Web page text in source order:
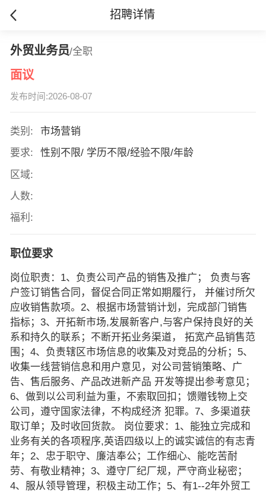
招聘详情
外贸业务员/全职
面议
发布时间:2026-08-07
类别:
市场营销
要求:
性别不限/ 学历不限/经验不限/年龄
区域:
人数:
福利:
职位要求
岗位职责：1、负责公司产品的销售及推广； 负责与客
户签订销售合同，督促合同正常如期履行， 并催讨所欠
应收销售款项。2、根据市场营销计划，完成部门销售
指标；3、开拓新市场,发展新客户,与客户保持良好的关
系和持久的联系；不断开拓业务渠道， 拓宽产品销售范
围；4、负责辖区市场信息的收集及对竞品的分析；5、
收集一线营销信息和用户意见，对公司营销策略、广
告、售后服务、产品改进新产品 开发等提出参考意见；
6、做到以公司利益为重，不索取回扣；馈赠钱物上交
公司，遵守国家法律，不构成经济 犯罪。7、多渠道获
取订单；及时收回货款。 岗位要求：1、能独立完成和
业务有关的各项程序,英语四级以上的诚实诚信的有志青
年；2、忠于职守、廉洁奉公；工作细心、能吃苦耐
劳、有敬业精神；3、遵守厂纪厂规，严守商业秘密；
4、服从领导管理，积极主动工作；5、有1--2年外贸工